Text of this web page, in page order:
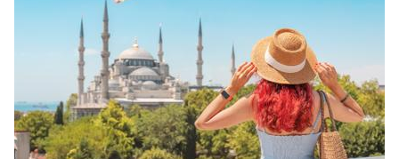
ярких впечатлений от путешествий.